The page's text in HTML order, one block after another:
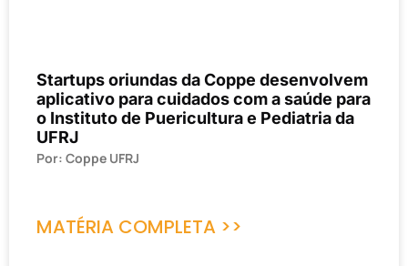
Startups oriundas da Coppe desenvolvem
aplicativo para cuidados com a saúde para
o Instituto de Puericultura e Pediatria da
UFRJ
Por: Coppe UFRJ
MATÉRIA COMPLETA >>